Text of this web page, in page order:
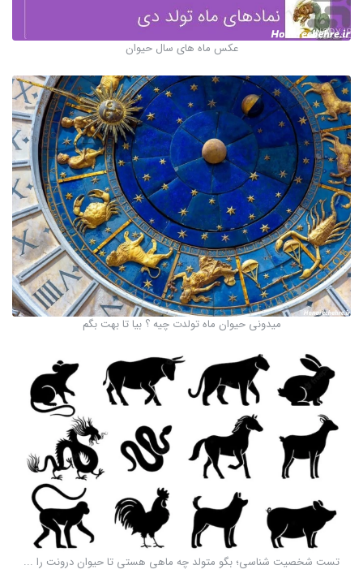
عکس ماه های سال حیوان
میدونی حیوان ماه تولدت چیه ؟ بیا تا بهت بگم
تست شخصیت شناسی؛ بگو متولد چه ماهی هستی تا حیوان درونت را ...